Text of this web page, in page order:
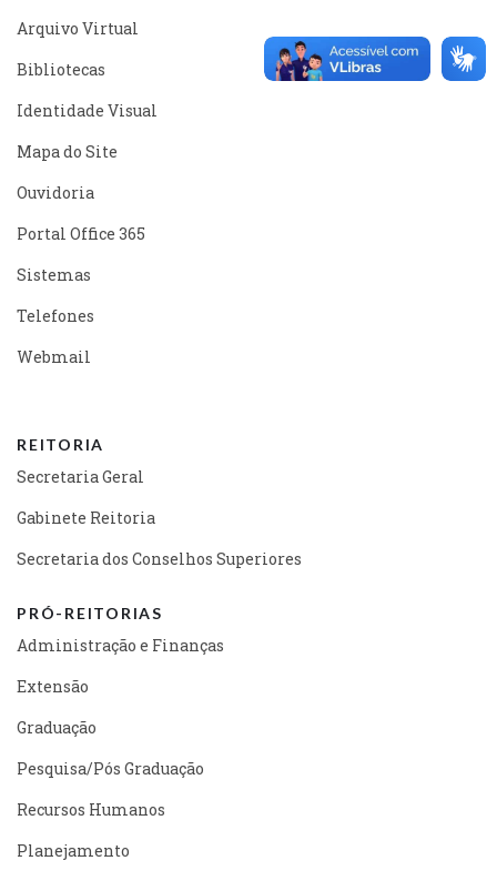
Arquivo Virtual
Bibliotecas
Identidade Visual
Mapa do Site
Ouvidoria
Portal Office 365
Sistemas
Telefones
Webmail
REITORIA
Secretaria Geral
Gabinete Reitoria
Secretaria dos Conselhos Superiores
PRÓ-REITORIAS
Administração e Finanças
Extensão
Graduação
Pesquisa/Pós Graduação
Recursos Humanos
Planejamento